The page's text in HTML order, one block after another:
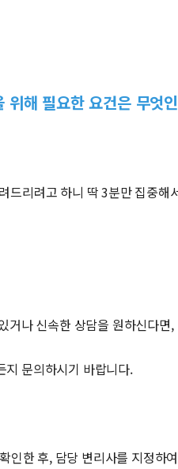
위해 필요한 요건은 무엇
드리려고 하니 딱 3분만 집중해
거나 신속한 상담을 원하신다면,
지 문의하시기 바랍니다.
인한 후, 담당 변리사를 지정하